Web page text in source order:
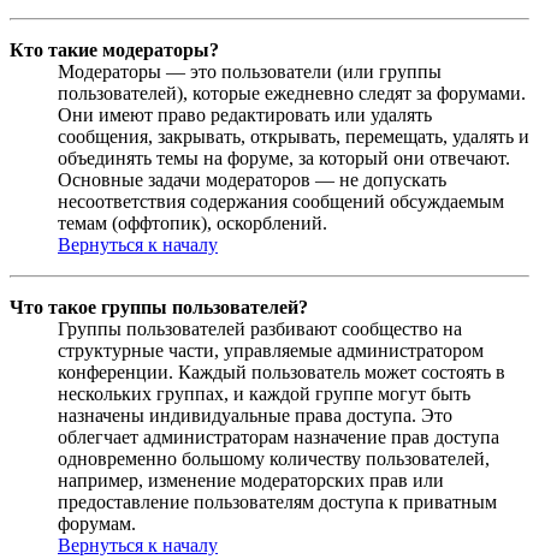
Кто такие модераторы?
Модераторы — это пользователи (или группы
пользователей), которые ежедневно следят за форумами.
Они имеют право редактировать или удалять
сообщения, закрывать, открывать, перемещать, удалять и
объединять темы на форуме, за который они отвечают.
Основные задачи модераторов — не допускать
несоответствия содержания сообщений обсуждаемым
темам (оффтопик), оскорблений.
Вернуться к началу
Что такое группы пользователей?
Группы пользователей разбивают сообщество на
структурные части, управляемые администратором
конференции. Каждый пользователь может состоять в
нескольких группах, и каждой группе могут быть
назначены индивидуальные права доступа. Это
облегчает администраторам назначение прав доступа
одновременно большому количеству пользователей,
например, изменение модераторских прав или
предоставление пользователям доступа к приватным
форумам.
Вернуться к началу